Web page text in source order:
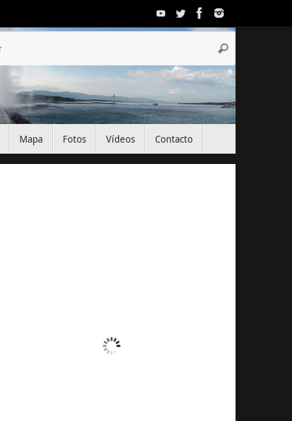
Buscar
Mapa Fotos Vídeos Contacto
Cielo Claro